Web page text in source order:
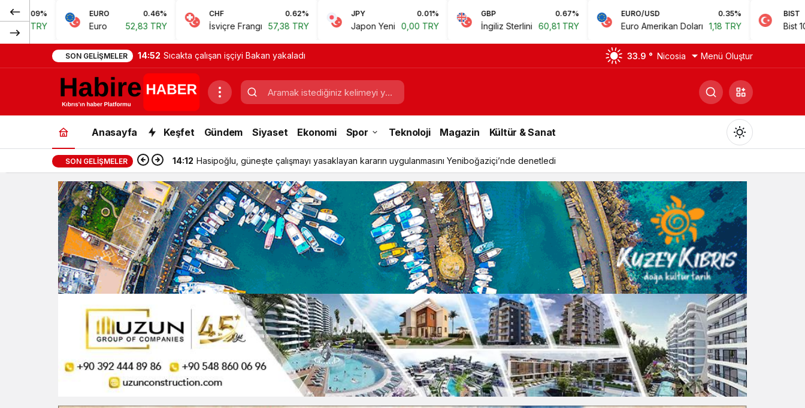
EURO 0.46%
52,83 TRY
CHF 0.62%
İsviçre Frangı 57,38 TRY
JPY 0.01%
Japon Yeni 0,00 TRY
0.67%
İngiliz Sterlini 60,81 TRY
EURO/USD 0.35%
Euro Amerikan Doları 1,18 TRY
BIST 0.78%
Bist 100 14.168,35 TRY
SON GELIŞMELER 14:52 Sıcakta çalışan işçiyi Bakan yakaladı 33.9 ° Nicosia Menü Oluştur
Anasayfa Keşfet Gündem Siyaset Ekonomi Spor Teknoloji Magazin Kültür & Sanat
Gündüz Modu
Gündüz modunu seçin.
Gece Modu
Gece modunu seçin.
Sistem Modu
Sistem modunu seçin.
SON GELIŞMELER 14:12 Hasipoğlu, güneşte çalışmayı yasaklayan kararın uygulanmasını Yeniboğaziçi’nde denetledi